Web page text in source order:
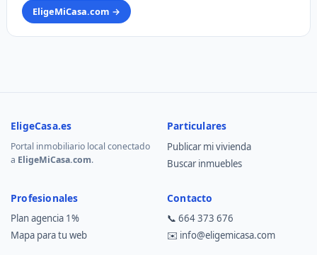
EligeMiCasa.com →
EligeCasa.es
Portal inmobiliario local conectado
a EligeMiCasa.com.
Particulares
Publicar mi vivienda
Buscar inmuebles
Profesionales
Plan agencia 1%
Mapa para tu web
Contacto
📞 664 373 676
✉️ info@eligemicasa.com